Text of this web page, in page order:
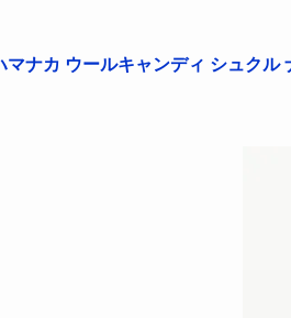
マナカ ウールキャンディ シュクル